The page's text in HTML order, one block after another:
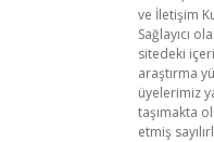
ve İletişim
Sağlayıcı
sitedeki
araştırma
üyelerimiz
taşımakta
etmiş